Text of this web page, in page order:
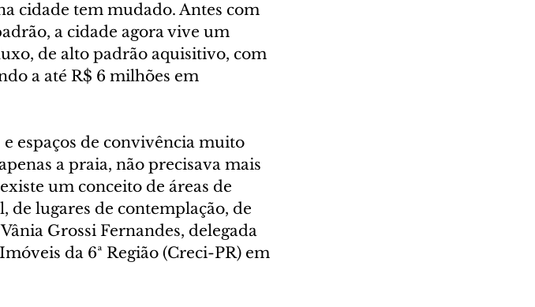
cidade tem mudado. Antes com
a cidade agora vive um
de alto padrão aquisitivo, com
a até R$ 6 milhões em
espaços de convivência muito
a praia, não precisava mais
um conceito de áreas de
de lugares de contemplação, de
Grossi Fernandes, delegada
da 6ª Região (Creci-PR) em